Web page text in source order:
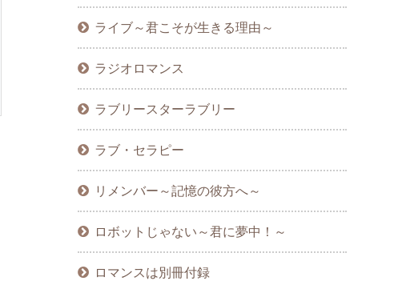
ライブ～君こそが生きる理由～
ラジオロマンス
ラブリースターラブリー
ラブ・セラピー
リメンバー～記憶の彼方へ～
ロボットじゃない～君に夢中！～
ロマンスは別冊付録